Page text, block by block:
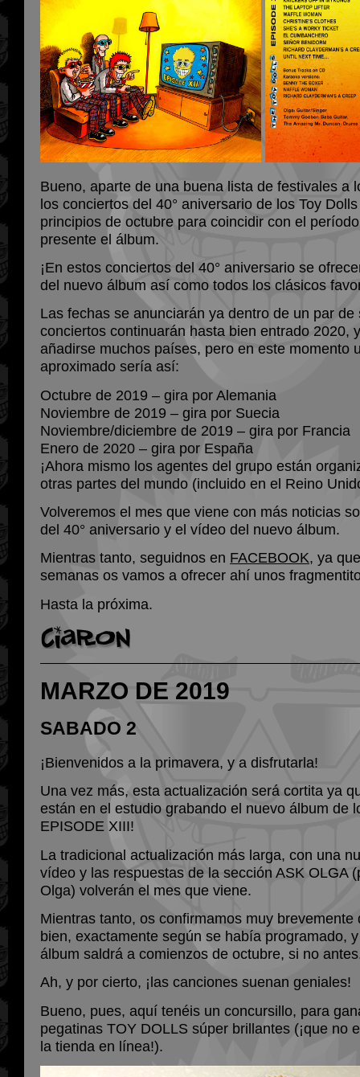
Bueno, aparte de una buena lista de festivales a
los conciertos del 40° aniversario de los Toy
principios de octubre para coincidir con el
presente el álbum.
¡En estos conciertos del 40° aniversario se
del nuevo álbum así como todos los clásicos
Las fechas se anunciarán ya dentro de un par de
conciertos continuarán hasta bien entrado 2020,
añadirse muchos países, pero en este momento
aproximado sería así:
Octubre de 2019 – gira por Alemania
Noviembre de 2019 – gira por Suecia
Noviembre/diciembre de 2019 – gira por Francia
Enero de 2020 – gira por España
¡Ahora mismo los agentes del grupo están
otras partes del mundo (incluido en el Reino
Volveremos el mes que viene con más noticias
del 40° aniversario y el vídeo del nuevo álbum.
Mientras tanto, seguidnos en FACEBOOK, ya
semanas os vamos a ofrecer ahí unos
Hasta la próxima.
MARZO DE 2019
SABADO 2
¡Bienvenidos a la primavera, y a disfrutarla!
Una vez más, esta actualización será cortita ya
están en el estudio grabando el nuevo álbum de
EPISODE XIII!
La tradicional actualización más larga, con una
vídeo y las respuestas de la sección ASK OLGA
Olga) volverán el mes que viene.
Mientras tanto, os confirmamos muy brevemente
bien, exactamente según se había programado,
álbum saldrá a comienzos de octubre, si no
Ah, y por cierto, ¡las canciones suenan geniales!
Bueno, pues, aquí tenéis un concursillo, para
pegatinas TOY DOLLS súper brillantes (¡que no
la tienda en línea!).